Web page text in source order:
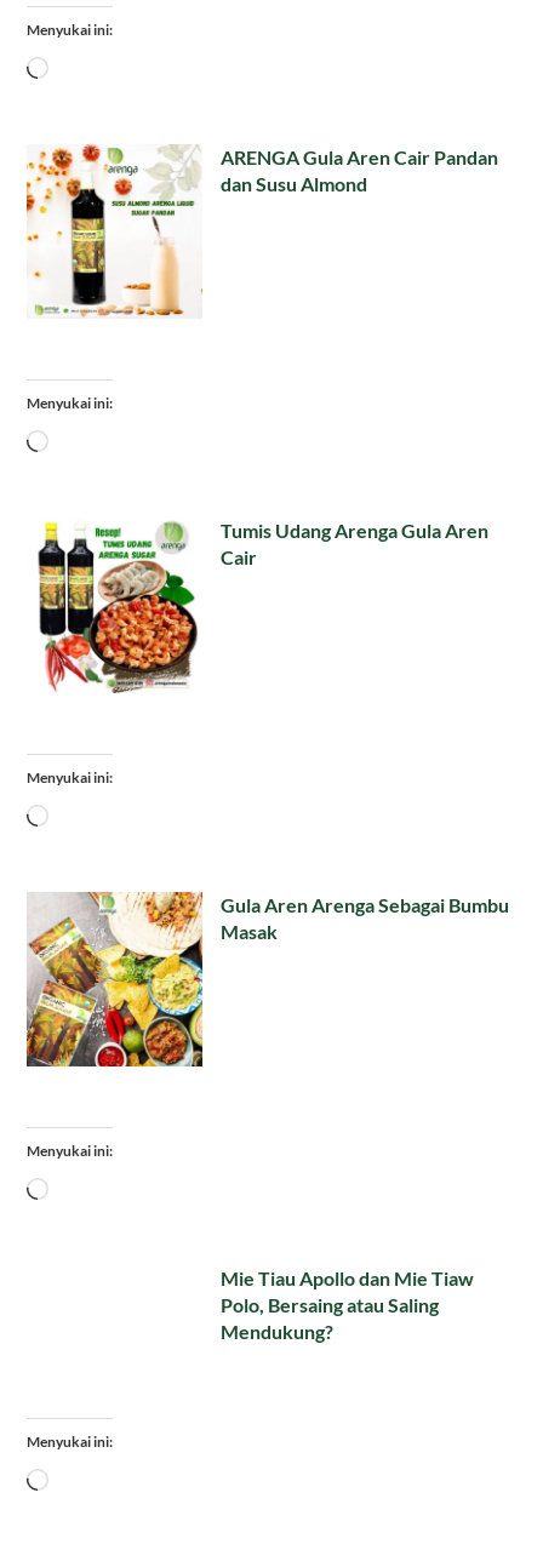
Menyukai ini:
Memuat...
ARENGA Gula Aren Cair Pandan
dan Susu Almond
Menyukai ini:
Memuat...
Tumis Udang Arenga Gula Aren
Cair
Menyukai ini:
Memuat...
Gula Aren Arenga Sebagai Bumbu
Masak
Menyukai ini:
Memuat...
Mie Tiau Apollo dan Mie Tiaw
Polo, Bersaing atau Saling
Mendukung?
Menyukai ini:
Memuat...